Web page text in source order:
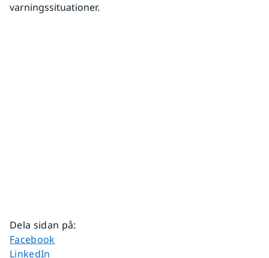
varningssituationer.
Dela sidan på:
Dela sidan på
Facebook
Dela sidan på
LinkedIn